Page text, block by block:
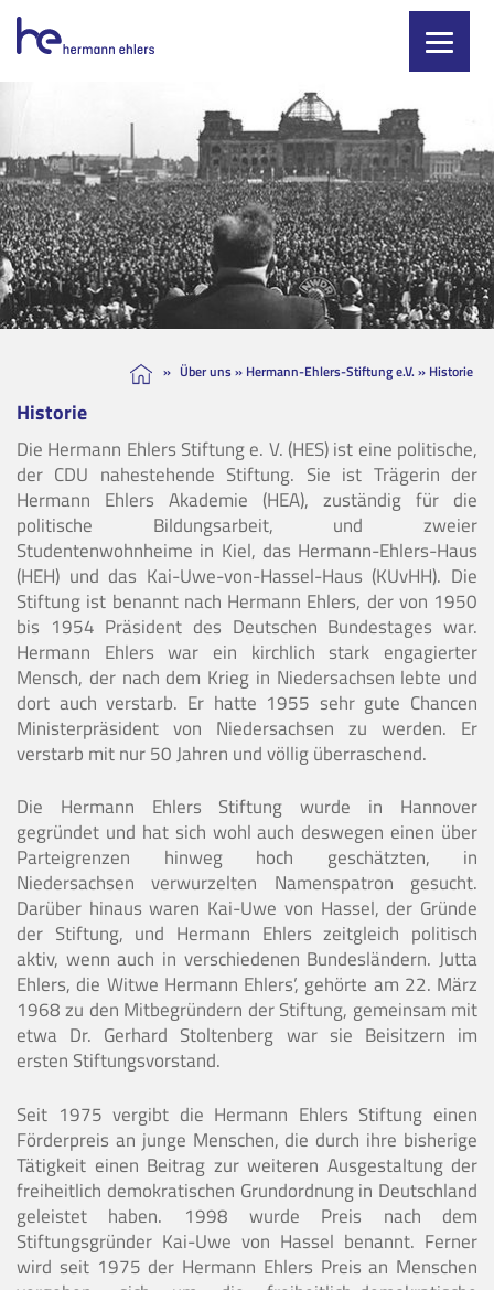
» Über uns » Hermann-Ehlers-Stiftung e.V.» Historie
Historie
Die Hermann Ehlers Stiftung e. V. (HES) ist eine politische,
der CDU nahestehende Stiftung. Sie ist Trägerin der
Hermann Ehlers Akademie (HEA), zuständig für die
politische Bildungsarbeit, und zweier
Studentenwohnheime in Kiel, das Hermann-Ehlers-Haus
(HEH) und das Kai-Uwe-von-Hassel-Haus (KUvHH). Die
Stiftung ist benannt nach Hermann Ehlers, der von 1950
bis 1954 Präsident des Deutschen Bundestages war.
Hermann Ehlers war ein kirchlich stark engagierter
Mensch, der nach dem Krieg in Niedersachsen lebte und
dort auch verstarb. Er hatte 1955 sehr gute Chancen
Ministerpräsident von Niedersachsen zu werden. Er
verstarb mit nur 50 Jahren und völlig überraschend.
Die Hermann Ehlers Stiftung wurde in Hannover
gegründet und hat sich wohl auch deswegen einen über
Parteigrenzen hinweg hoch geschätzten, in
Niedersachsen verwurzelten Namenspatron gesucht.
Darüber hinaus waren Kai-Uwe von Hassel, der Gründe
der Stiftung, und Hermann Ehlers zeitgleich politisch
aktiv, wenn auch in verschiedenen Bundesländern. Jutta
Ehlers, die Witwe Hermann Ehlers’, gehörte am 22. März
1968 zu den Mitbegründern der Stiftung, gemeinsam mit
etwa Dr. Gerhard Stoltenberg war sie Beisitzern im
ersten Stiftungsvorstand.
Seit 1975 vergibt die Hermann Ehlers Stiftung einen
Förderpreis an junge Menschen, die durch ihre bisherige
Tätigkeit einen Beitrag zur weiteren Ausgestaltung der
freiheitlich demokratischen Grundordnung in Deutschland
geleistet haben. 1998 wurde Preis nach dem
Stiftungsgründer Kai-Uwe von Hassel benannt. Ferner
wird seit 1975 der Hermann Ehlers Preis an Menschen